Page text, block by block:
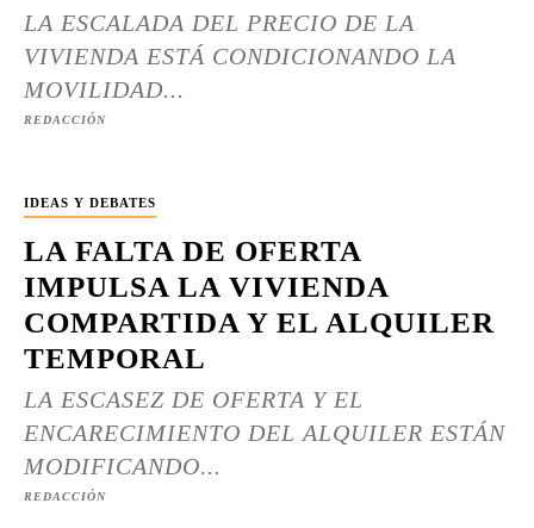
LA ESCALADA DEL PRECIO DE LA
VIVIENDA ESTÁ CONDICIONANDO LA
MOVILIDAD...
REDACCIÓN
IDEAS Y DEBATES
LA FALTA DE OFERTA
IMPULSA LA VIVIENDA
COMPARTIDA Y EL ALQUILER
TEMPORAL
LA ESCASEZ DE OFERTA Y EL
ENCARECIMIENTO DEL ALQUILER ESTÁN
MODIFICANDO...
REDACCIÓN